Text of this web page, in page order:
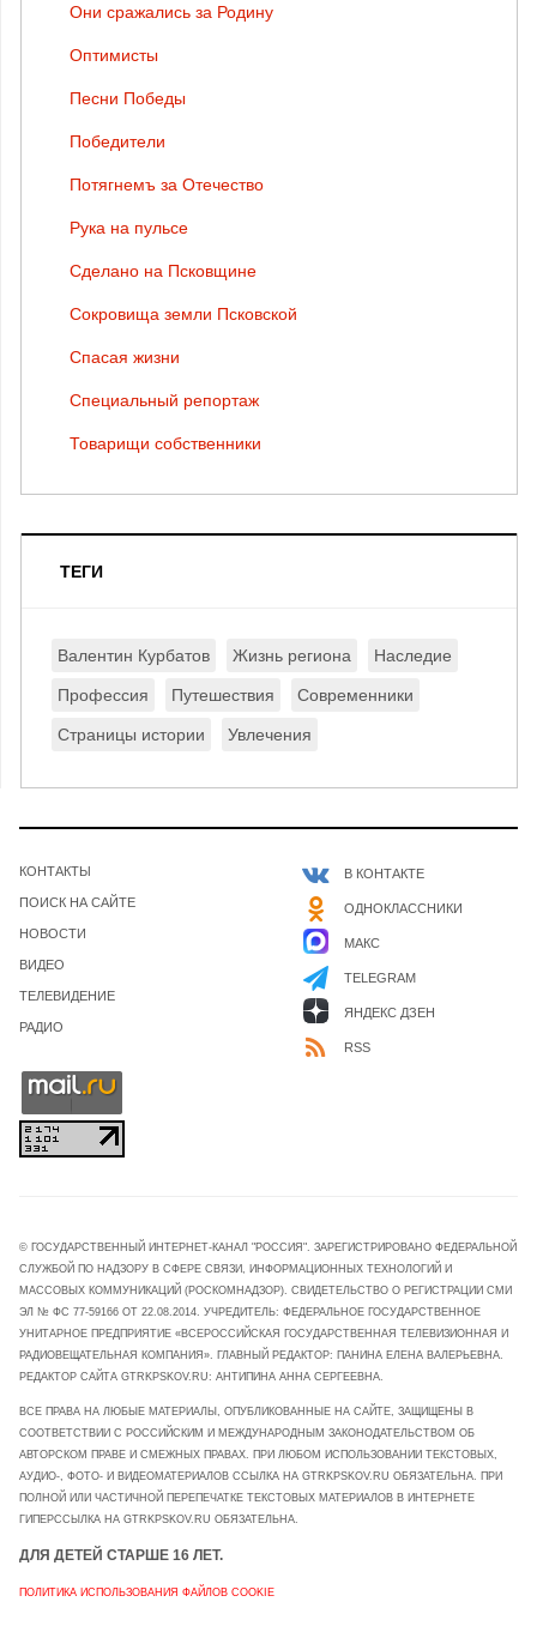
Они сражались за Родину
Оптимисты
Песни Победы
Победители
Потягнемъ за Отечество
Рука на пульсе
Сделано на Псковщине
Сокровища земли Псковской
Спасая жизни
Специальный репортаж
Товарищи собственники
ТЕГИ
Валентин Курбатов Жизнь региона Наследие
Профессия Путешествия Современники
Страницы истории Увлечения
КОНТАКТЫ
ПОИСК НА САЙТЕ
НОВОСТИ
ВИДЕО
ТЕЛЕВИДЕНИЕ
РАДИО
В КОНТАКТЕ
ОДНОКЛАССНИКИ
МАКС
TELEGRAM
ЯНДЕКС ДЗЕН
RSS
© ГОСУДАРСТВЕННЫЙ ИНТЕРНЕТ-КАНАЛ "РОССИЯ". ЗАРЕГИСТРИРОВАНО ФЕДЕРАЛЬНОЙ
СЛУЖБОЙ ПО НАДЗОРУ В СФЕРЕ СВЯЗИ, ИНФОРМАЦИОННЫХ ТЕХНОЛОГИЙ И
МАССОВЫХ КОММУНИКАЦИЙ (РОСКОМНАДЗОР). СВИДЕТЕЛЬСТВО О РЕГИСТРАЦИИ СМИ
ЭЛ № ФС 77-59166 ОТ 22.08.2014. УЧРЕДИТЕЛЬ: ФЕДЕРАЛЬНОЕ ГОСУДАРСТВЕННОЕ
УНИТАРНОЕ ПРЕДПРИЯТИЕ «ВСЕРОССИЙСКАЯ ГОСУДАРСТВЕННАЯ ТЕЛЕВИЗИОННАЯ И
РАДИОВЕЩАТЕЛЬНАЯ КОМПАНИЯ». ГЛАВНЫЙ РЕДАКТОР: ПАНИНА ЕЛЕНА ВАЛЕРЬЕВНА.
РЕДАКТОР САЙТА GTRKPSKOV.RU: АНТИПИНА АННА СЕРГЕЕВНА.
ВСЕ ПРАВА НА ЛЮБЫЕ МАТЕРИАЛЫ, ОПУБЛИКОВАННЫЕ НА САЙТЕ, ЗАЩИЩЕНЫ В
СООТВЕТСТВИИ С РОССИЙСКИМ И МЕЖДУНАРОДНЫМ ЗАКОНОДАТЕЛЬСТВОМ ОБ
АВТОРСКОМ ПРАВЕ И СМЕЖНЫХ ПРАВАХ. ПРИ ЛЮБОМ ИСПОЛЬЗОВАНИИ ТЕКСТОВЫХ,
АУДИО-, ФОТО- И ВИДЕОМАТЕРИАЛОВ ССЫЛКА НА GTRKPSKOV.RU ОБЯЗАТЕЛЬНА. ПРИ
ПОЛНОЙ ИЛИ ЧАСТИЧНОЙ ПЕРЕПЕЧАТКЕ ТЕКСТОВЫХ МАТЕРИАЛОВ В ИНТЕРНЕТЕ
ГИПЕРССЫЛКА НА GTRKPSKOV.RU ОБЯЗАТЕЛЬНА.
ДЛЯ ДЕТЕЙ СТАРШЕ 16 ЛЕТ.
ПОЛИТИКА ИСПОЛЬЗОВАНИЯ ФАЙЛОВ COOKIE